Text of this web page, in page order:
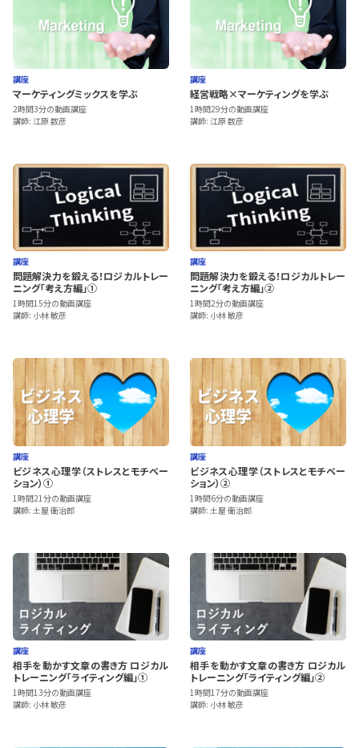
講座
マーケティングミックスを学ぶ
2時間3分の動画講座
講師: 江原 数彦
講座
経営戦略×マーケティングを学ぶ
1時間29分の動画講座
講師: 江原 数彦
講座
問題解決力を鍛える！ロジカルトレー
ニング「考え方編」①
1時間15分の動画講座
講師: 小林 敏彦
講座
問題解決力を鍛える！ロジカルトレー
ニング「考え方編」②
1時間2分の動画講座
講師: 小林 敏彦
講座
ビジネス心理学（ストレスとモチベー
ション）①
1時間21分の動画講座
講師: 土屋 衛治郎
講座
ビジネス心理学（ストレスとモチベー
ション）②
1時間6分の動画講座
講師: 土屋 衛治郎
講座
相手を動かす文章の書き方 ロジカル
トレーニング「ライティング編」①
1時間13分の動画講座
講師: 小林 敏彦
講座
相手を動かす文章の書き方 ロジカル
トレーニング「ライティング編」②
1時間17分の動画講座
講師: 小林 敏彦